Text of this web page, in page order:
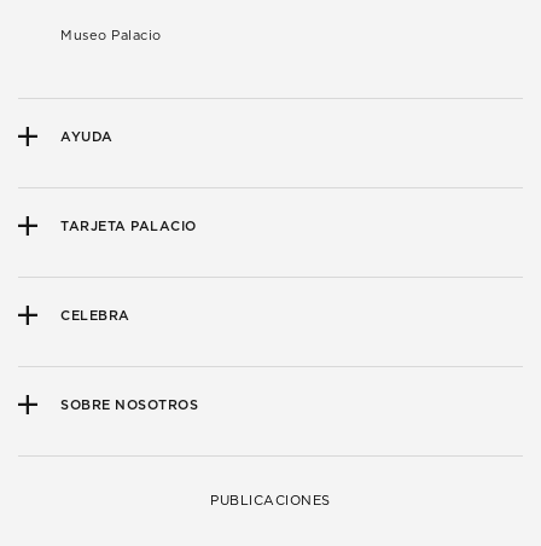
Museo Palacio
AYUDA
TARJETA PALACIO
CELEBRA
SOBRE NOSOTROS
PUBLICACIONES